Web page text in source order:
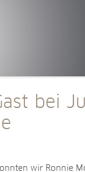
bei
wir Ronnie